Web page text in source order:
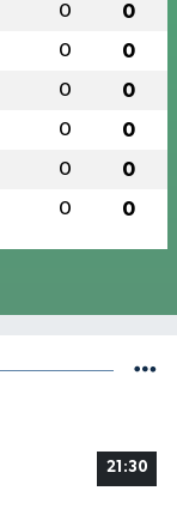
0 0
0 0
0 0
0 0
0 0
0 0
21:30